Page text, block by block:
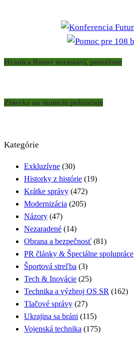
Hranica Rusov nezastaví, pomôžme
Zbierka na muníciu pokračuje
Kategórie
Exkluzívne (30)
Historky z histórie (19)
Krátke správy (472)
Modernizácia (205)
Názory (47)
Nezaradené (14)
Obrana a bezpečnosť (81)
PR články & Špeciálne spolupráce
Športová streľba (3)
Tech & Inovácie (25)
Technika a výzbroj OS SR (162)
Tlačové správy (27)
Ukrajina sa bráni (115)
Vojenská technika (175)